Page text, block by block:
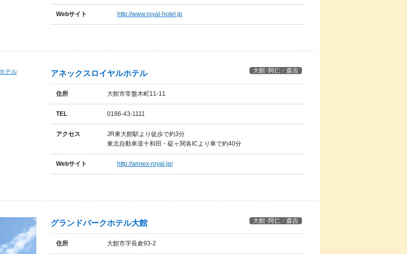
Webサイト http://www.royal-hotel.jp
大館･阿仁・森吉
アネックスロイヤルホテル
住所 大館市常盤木町11-11
TEL 0186-43-1111
アクセス
JR東大館駅より徒歩で約3分
東北自動車道十和田・碇ヶ関各ICより車で約40分
Webサイト http://annex-royal.jp/
大館･阿仁・森吉
グランドパークホテル大館
住所 大館市字長倉93-2